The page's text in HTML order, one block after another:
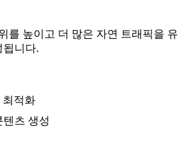
를 높이고 더 많은 자연 트래픽을 유
됩니다.
최적화
텐츠 생성